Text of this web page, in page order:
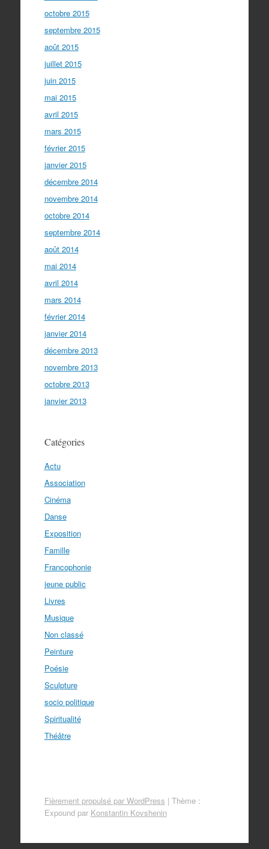
octobre 2015
septembre 2015
août 2015
juillet 2015
juin 2015
mai 2015
avril 2015
mars 2015
février 2015
janvier 2015
décembre 2014
novembre 2014
octobre 2014
septembre 2014
août 2014
mai 2014
avril 2014
mars 2014
février 2014
janvier 2014
décembre 2013
novembre 2013
octobre 2013
janvier 2013
Catégories
Actu
Association
Cinéma
Danse
Exposition
Famille
Francophonie
jeune public
Livres
Musique
Non classé
Peinture
Poésie
Sculpture
socio politique
Spiritualité
Théâtre
Fièrement propulsé par WordPress | Thème :
Expound par Konstantin Kovshenin